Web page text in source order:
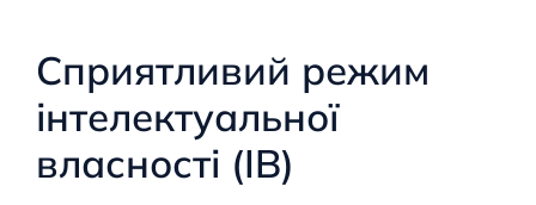
Сприятливий режим
інтелектуальної
власності (ІВ)